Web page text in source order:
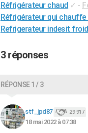
Réfrigérateur chaud ✓ -
Réfrigérateur qui chauffe
Refrigerateur indesit
3 réponses
RÉPONSE 1 / 3
stf_jpd87 29 917
18 mai 2022 à 07:38